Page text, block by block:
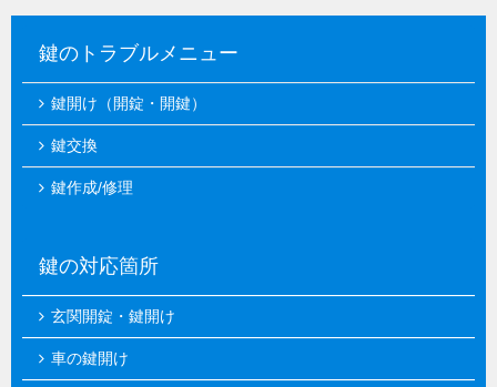
鍵のトラブルメニュー
鍵開け（開錠・開鍵）
鍵交換
鍵作成/修理
鍵の対応箇所
玄関開錠・鍵開け
車の鍵開け